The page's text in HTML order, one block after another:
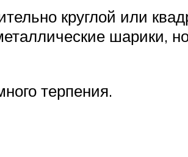
круглой или
шарики,
терпения.